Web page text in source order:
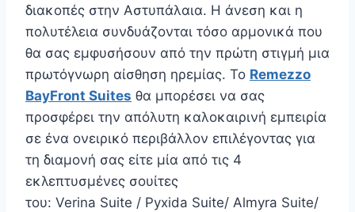
διακοπές στην Αστυπάλαια. Η άνεση και η
πολυτέλεια συνδυάζονται τόσο αρμονικά που
θα σας εμφυσήσουν από την πρώτη στιγμή μια
πρωτόγνωρη αίσθηση ηρεμίας. Το Remezzo
BayFront Suites θα μπορέσει να σας
προσφέρει την απόλυτη καλοκαιρινή εμπειρία
σε ένα ονειρικό περιβάλλον επιλέγοντας για
τη διαμονή σας είτε μία από τις 4
εκλεπτυσμένες σουίτες
του: Verina Suite / Pyxida Suite/ Almyra Suite/